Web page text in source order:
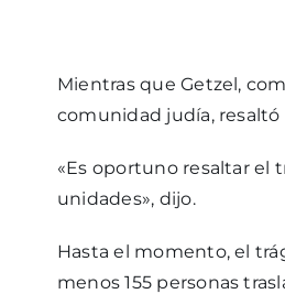
Mientras que Getzel,
comunidad judía, resaltó
«Es oportuno resaltar el
unidades», dijo.
Hasta el momento, el
menos 155 personas